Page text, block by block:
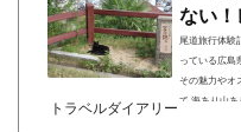
ない！
尾道旅行体験
っている広島
その魅力やオ
て 海あり山
トラベルダイアリー